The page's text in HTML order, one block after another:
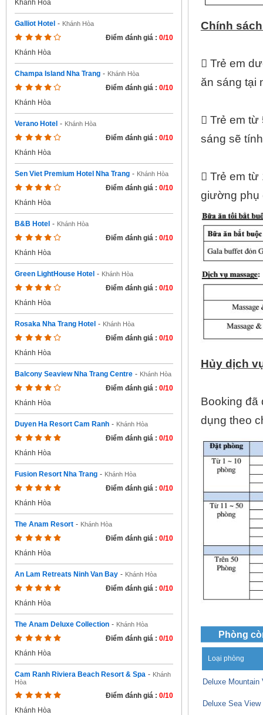
Khánh Hòa
Galliot Hotel - Khánh Hòa
Điểm đánh giá : 0/10
Khánh Hòa
Champa Island Nha Trang - Khánh Hòa
Điểm đánh giá : 0/10
Khánh Hòa
Verano Hotel - Khánh Hòa
Điểm đánh giá : 0/10
Khánh Hòa
Sen Viet Premium Hotel Nha Trang - Khánh Hòa
Điểm đánh giá : 0/10
Khánh Hòa
B&B Hotel - Khánh Hòa
Điểm đánh giá : 0/10
Khánh Hòa
Green LightHouse Hotel - Khánh Hòa
Điểm đánh giá : 0/10
Khánh Hòa
Rosaka Nha Trang Hotel - Khánh Hòa
Điểm đánh giá : 0/10
Khánh Hòa
Balcony Seaview Nha Trang Centre - Khánh Hòa
Điểm đánh giá : 0/10
Khánh Hòa
Duyen Ha Resort Cam Ranh - Khánh Hòa
Điểm đánh giá : 0/10
Khánh Hòa
Fusion Resort Nha Trang - Khánh Hòa
Điểm đánh giá : 0/10
Khánh Hòa
The Anam Resort - Khánh Hòa
Điểm đánh giá : 0/10
Khánh Hòa
An Lam Retreats Ninh Van Bay - Khánh Hòa
Điểm đánh giá : 0/10
Khánh Hòa
The Anam Deluxe Collection - Khánh Hòa
Điểm đánh giá : 0/10
Khánh Hòa
Cam Ranh Riviera Beach Resort & Spa - Khánh
Hòa
Điểm đánh giá : 0/10
Khánh Hòa
Chính
 Trẻ em
ăn sáng tại
 Trẻ em
sáng sẽ
 Trẻ em từ
giường phụ
Hủy dịch
Booking đã
dụng theo
Phòng
Loại phòng
Deluxe Mountain
Deluxe Sea View